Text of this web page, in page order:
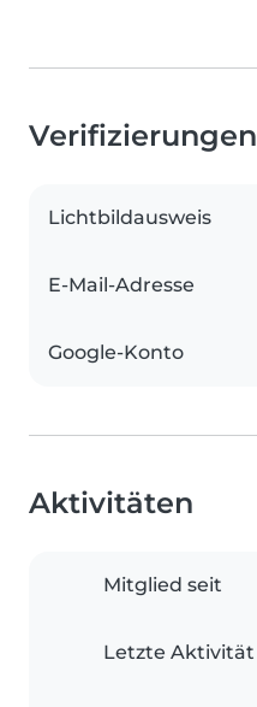
Verifizierungen
Lichtbildausweis
E-Mail-Adresse
Google-Konto
Aktivitäten
Mitglied seit
Letzte Aktivität